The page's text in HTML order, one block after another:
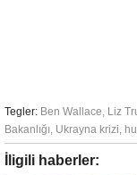
Tegler: Ben Wallace, Liz
Bakanlığı, Ukrayna krizi,
İligili haberler: